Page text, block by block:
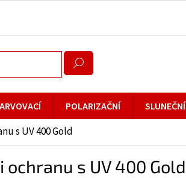
POLARIZAČNÍ SLUNEČNÍ
s UV 400 Gold
s UV 400 Gold